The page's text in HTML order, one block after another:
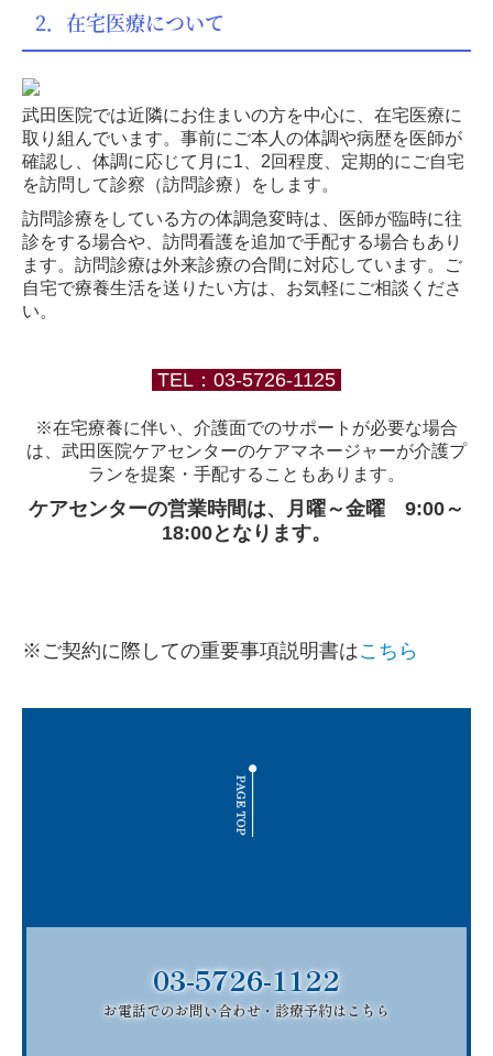
2．在宅医療について
武田医院では近隣にお住まいの方を中心に、在宅医療に
取り組んでいます。事前にご本人の体調や病歴を医師が
確認し、体調に応じて月に1、2回程度、定期的にご自宅
を訪問して診察（訪問診療）をします。
訪問診療をしている方の体調急変時は、医師が臨時に往
診をする場合や、訪問看護を追加で手配する場合もあり
ます。訪問診療は外来診療の合間に対応しています。ご
自宅で療養生活を送りたい方は、お気軽にご相談くださ
い。
TEL： 03-5726-1125
※在宅療養に伴い、介護面でのサポートが必要な場合
は、武田医院ケアセンターのケアマネージャーが介護プ
ランを提案・手配することもあります。
ケアセンターの営業時間は、月曜～金曜 9:00～
18:00となります。
※ご契約に際しての重要事項説明書はこちら
03-5726-1122
お電話でのお問い合わせ・診療予約はこちら